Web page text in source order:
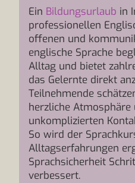
Ein Bildungsurlaub in
professionellen
offenen und
englische Sprache
Alltag und bietet
das Gelernte direkt
Teilnehmende
herzliche Atmosphäre
unkomplizierten
So wird der
Alltagserfahrungen
Sprachsicherheit
verbessert.